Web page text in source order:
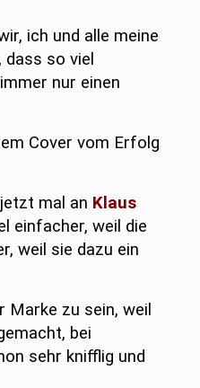
ich und alle meine
so viel
nur einen
Cover vom Erfolg
mal an Klaus
einfacher, weil die
weil sie dazu ein
zu sein, weil
bei
sehr knifflig und